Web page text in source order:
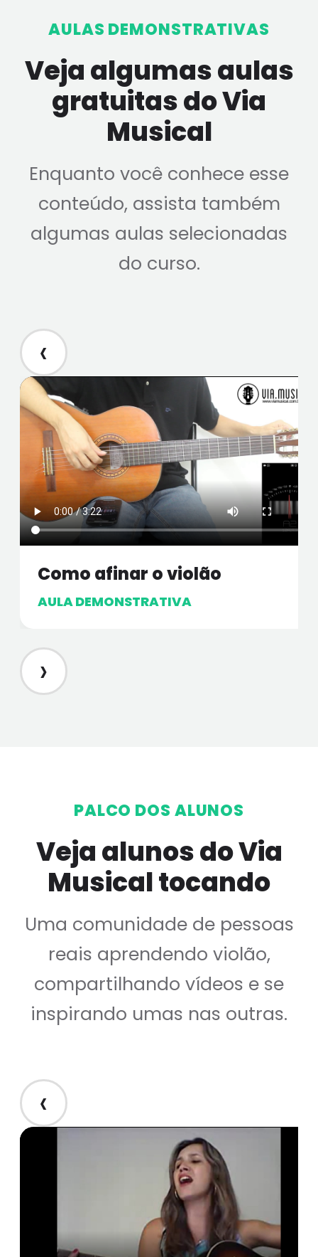
AULAS DEMONSTRATIVAS
Veja algumas aulas
gratuitas do Via
Musical
Enquanto você conhece esse
conteúdo, assista também
algumas aulas selecionadas
do curso.
‹
Como afinar o violão
AULA DEMONSTRATIVA
›
PALCO DOS ALUNOS
Veja alunos do Via
Musical tocando
Uma comunidade de pessoas
reais aprendendo violão,
compartilhando vídeos e se
inspirando umas nas outras.
‹